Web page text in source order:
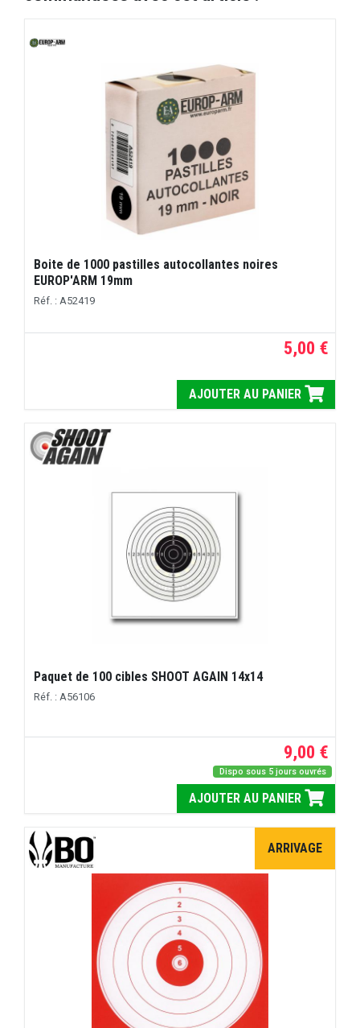
Boite de 1000 pastilles autocollantes noires
EUROP'ARM 19mm
Réf. : A52419
5,00 €
AJOUTER AU PANIER
Paquet de 100 cibles SHOOT AGAIN 14x14
Réf. : A56106
9,00 €
Dispo sous 5 jours ouvrés
AJOUTER AU PANIER
ARRIVAGE